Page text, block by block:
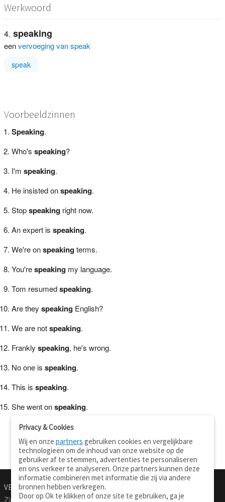
Werkwoord
speaking
eenvervoeging van speak
speak
Voorbeeldzinnen
Speaking.
Who's speaking?
I'm speaking.
He insisted onspeaking.
Stopspeakingright now.
An expert is speaking.
We're onspeakingterms.
You'respeakingmy language.
Tom resumedspeaking.
Are they speakingEnglish?
We are notspeaking.
Frankly speaking, he's wrong.
No one is speaking.
This is speaking.
She went onspeaking.
VERTALEN.NU
Zinnen vertalen Over deze site
Privacy & Cookies
Wij en onzepartners gebruiken cookies en vergelijkbare
technologieën om de inhoud van onze website op de
gebruiker af te stemmen, advertenties te personaliseren
en ons verkeer te analyseren. Onze partners kunnen deze
informatie combineren met informatie die zij via andere
bronnen hebben verkregen.
Door op Ok te klikken of onze site te gebruiken, ga je